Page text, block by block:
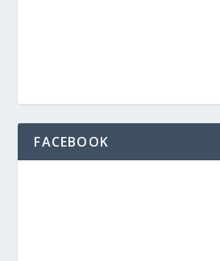
FACEBOOK